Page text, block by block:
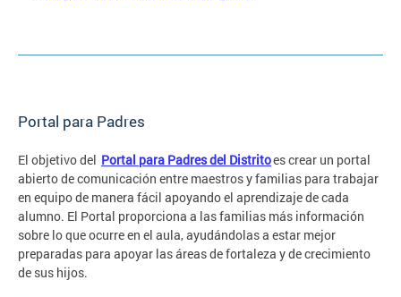
Portal para Padres
El objetivo del Portal para Padres del Distritoes crear un portal
abierto de comunicación entre maestros y familias para trabajar
en equipo de manera fácil apoyando el aprendizaje de cada
alumno. El Portal proporciona a las familias más información
sobre lo que ocurre en el aula, ayudándolas a estar mejor
preparadas para apoyar las áreas de fortaleza y de crecimiento
de sus hijos.